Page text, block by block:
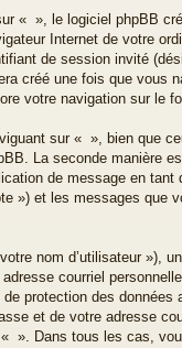
« », le logiciel phpBB
Internet de votre
de session invité
créé une fois que vous
votre navigation sur le
sur « », bien que
La seconde manière
de message en tant
») et les messages que
nom d’utilisateur »),
courriel
protection des données
et de votre adresse
». Dans tous les cas,